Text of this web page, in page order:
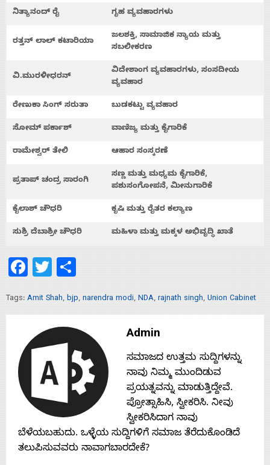
ನಿತ್ಯಾನಂದ್ ರೈ ಗೃಹ ವ್ಯವಹಾರಗಳು
ರತ್ತನ್ ಲಾಲ್ ಕಟಾರಿಯಾ
ಜಲಶಕ್ತಿ, ಸಾಮಾಜಿಕ ನ್ಯಾಯ ಮತ್ತು
ಸಬಲೀಕರಣ
ವಿ.ಮುರಳೀಧರನ್
ವಿದೇಶಾಂಗ ವ್ಯವಹಾರಗಳು, ಸಂಸದೀಯ
ವ್ಯವಹಾರ
ರೇಣುಕಾ ಸಿಂಗ್ ಸರುತಾ ಬುಡಕಟ್ಟು ವ್ಯವಹಾರ
ಸೋಮ್ ಪರ್ಕಾಶ್ ವಾಣಿಜ್ಯ ಮತ್ತು ಕೈಗಾರಿಕೆ
ರಾಮೇಶ್ವರ್ ತೇಲಿ ಆಹಾರ ಸಂಸ್ಕರಣೆ
ಪ್ರತಾಪ್ ಚಂದ್ರ ಸಾರಂಗಿ
ಸಣ್ಣ ಮತ್ತು ಮಧ್ಯಮ ಕೈಗಾರಿಕೆ,
ಪಶುಸಂಗೋಪನೆ, ಮೀನುಗಾರಿಕೆ
ಕೈಲಾಶ್ ಚೌಧರಿ ಕೃಷಿ ಮತ್ತು ರೈತರ ಕಲ್ಯಾಣ
ಸುಶ್ರಿ ದೆಬಾಶ್ರೀ ಚೌಧರಿ ಮಹಿಳಾ ಮತ್ತು ಮಕ್ಕಳ ಅಭಿವೃದ್ಧಿ ಖಾತೆ
Facebook
Twitter
Tags: Amit Shah, bjp, narendra modi, NDA, rajnath singh, Union Cabinet
Admin
ಸಮಾಜದ ಉತ್ತಮ ಸುದ್ದಿಗಳನ್ನು
ನಾವು ನಿಮ್ಮ ಮುಂದಿಡುವ
ಪ್ರಯತ್ನವನ್ನು ಮಾಡುತ್ತಿದ್ದೇವೆ.
ಪ್ರೋತ್ಸಾಹಿಸಿ, ಸ್ವೀಕರಿಸಿ. ನೀವು
ಸ್ವೀಕರಿಸಿದಾಗ ನಾವು
ಬೆಳೆಯಬಹುದು. ಒಳ್ಳೆಯ ಸುದ್ದಿಗಳಿಗೆ ಸಮಾಜ ತೆರೆದುಕೊಂಡಿದೆ
ತಲುಪಿಸುವವರು ನಾವಾಗಬಾರದೇಕೆ?